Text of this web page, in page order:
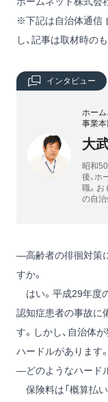
※下記は自治体通信
し、記事は取材時のも
インタビュー
ホー
事業
大
昭和
後、ホ
職。お
の自治
―高齢者の徘徊対策
すか。
はい。平成29年度
認知症患者の事故に
す。しかし、自治体
ハードルがあります。
―どのようなハード
保険料は「概算払い